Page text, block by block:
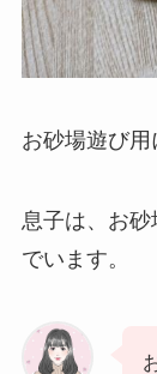
お砂場遊び
息子は、お
でいます。